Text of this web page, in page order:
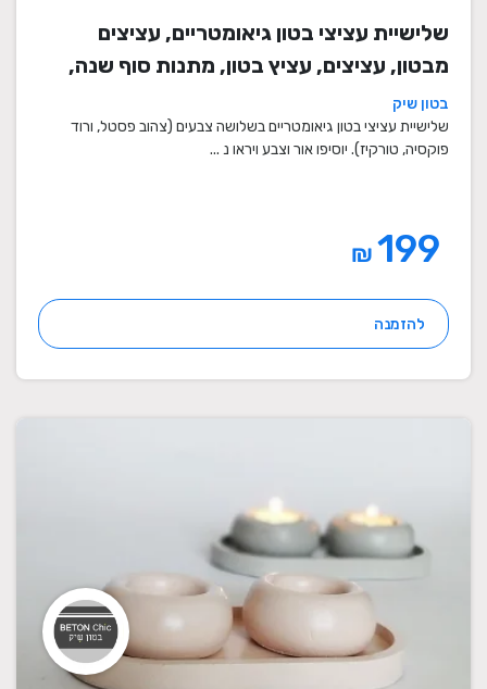
שלישיית עציצי בטון גיאומטריים, עציצים
מבטון, עציצים, עציץ בטון, מתנות סוף שנה,
מתנה לבית, מתנה ליום הולדת, עיצוב הבית,
מתנות סוף שנה למורים
בטון שיק
שלישיית עציצי בטון גיאומטריים בשלושה צבעים (צהוב פסטל, ורוד
פוקסיה, טורקיז). יוסיפו אור וצבע ויראו נ ...
₪
להזמנה